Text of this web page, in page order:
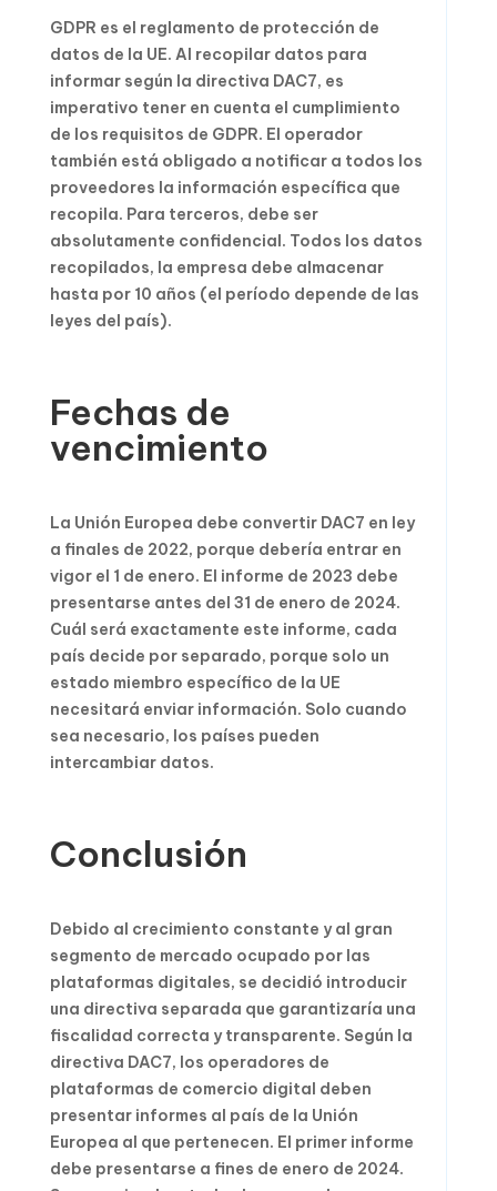
GDPR es el reglamento de protección de
datos de la UE. Al recopilar datos para
informar según la directiva DAC7, es
imperativo tener en cuenta el cumplimiento
de los requisitos de GDPR. El operador
también está obligado a notificar a todos los
proveedores la información específica que
recopila. Para terceros, debe ser
absolutamente confidencial. Todos los datos
recopilados, la empresa debe almacenar
hasta por 10 años (el período depende de las
leyes del país).
Fechas de
vencimiento
La Unión Europea debe convertir DAC7 en ley
a finales de 2022, porque debería entrar en
vigor el 1 de enero. El informe de 2023 debe
presentarse antes del 31 de enero de 2024.
Cuál será exactamente este informe, cada
país decide por separado, porque solo un
estado miembro específico de la UE
necesitará enviar información. Solo cuando
sea necesario, los países pueden
intercambiar datos.
Conclusión
Debido al crecimiento constante y al gran
segmento de mercado ocupado por las
plataformas digitales, se decidió introducir
una directiva separada que garantizaría una
fiscalidad correcta y transparente. Según la
directiva DAC7, los operadores de
plataformas de comercio digital deben
presentar informes al país de la Unión
Europea al que pertenecen. El primer informe
debe presentarse a fines de enero de 2024.